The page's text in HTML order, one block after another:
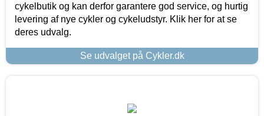
cykelbutik og kan derfor garantere god service, og hurtig
levering af nye cykler og cykeludstyr. Klik her for at se
deres udvalg.
Se udvalget på Cykler.dk